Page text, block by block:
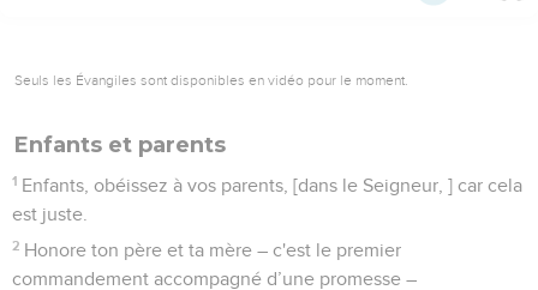
Seuls les Évangiles sont disponibles en vidéo pour le moment.
Enfants et parents
1 Enfants, obéissez à vos parents, [dans le Seigneur, ] car cela
est juste.
2 Honore ton père et ta mère – c'est le premier
commandement accompagné d’une promesse –